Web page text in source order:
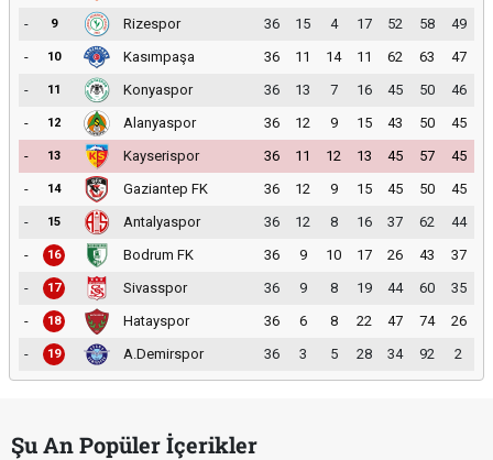
-
9 Rizespor 36 15 4 17 52 58
49
-
10 Kasımpaşa 36 11 14 11 62 63
47
-
11 Konyaspor 36 13 7 16 45 50
46
-
12 Alanyaspor 36 12 9 15 43 50
45
-
13 Kayserispor 36 11 12 13 45 57
45
-
14 Gaziantep FK 36 12 9 15 45 50
45
-
15 Antalyaspor 36 12 8 16 37 62
44
-
16 Bodrum FK 36 9 10 17 26 43
37
-
17 Sivasspor 36 9 8 19 44 60
35
-
18 Hatayspor 36 6 8 22 47 74
26
-
19 A.Demirspor 36 3 5 28 34 92 2
Şu An Popüler İçerikler